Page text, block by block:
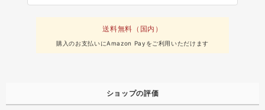
送料無料（国内）
購入のお支払いにAmazon Payをご利用いただけます
ショップの評価